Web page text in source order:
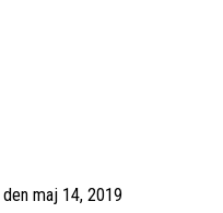
den maj 14, 2019